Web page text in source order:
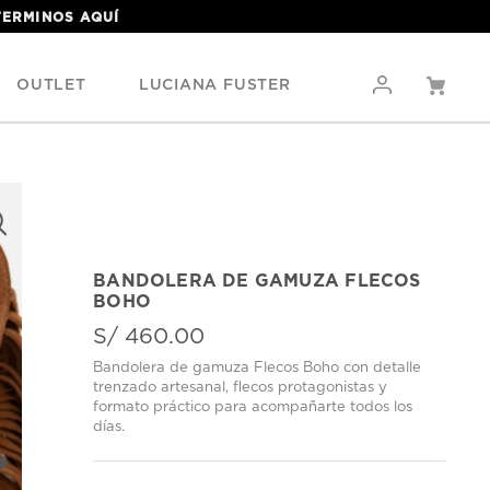
AQUÍ
OUTLET LUCIANA FUSTER
BANDOLERA DE GAMUZA FLECOS
BOHO
S/ 460.00
Bandolera de gamuza Flecos Boho con detalle
trenzado artesanal, flecos protagonistas y
formato práctico para acompañarte todos los
días.